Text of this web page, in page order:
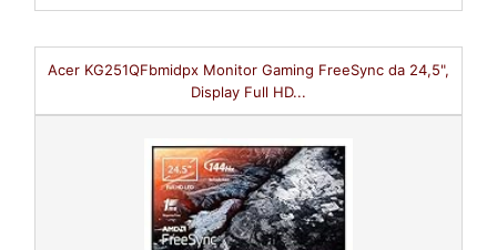
Acer KG251QFbmidpx Monitor Gaming FreeSync da 24,5",
Display Full HD...